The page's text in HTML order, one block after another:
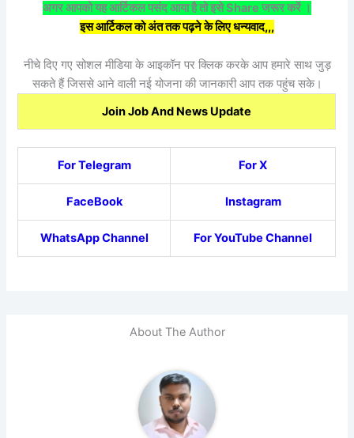
अगर आपको यह आर्टिकल पसंद आया है तो इसे Share जरूर करें ।
इस आर्टिकल को अंत तक पढ़ने के लिए धन्यवाद,,,
नीचे दिए गए सोशल मीडिया के आइकॉन पर क्लिक करके आप हमारे साथ जुड़
सकते हैं जिससे आने वाली नई योजना की जानकारी आप तक पहुंच सके।
Join Job And News Update
For Telegram For X
FaceBook Instagram
WhatsApp Channel For YouTube Channel
About The Author